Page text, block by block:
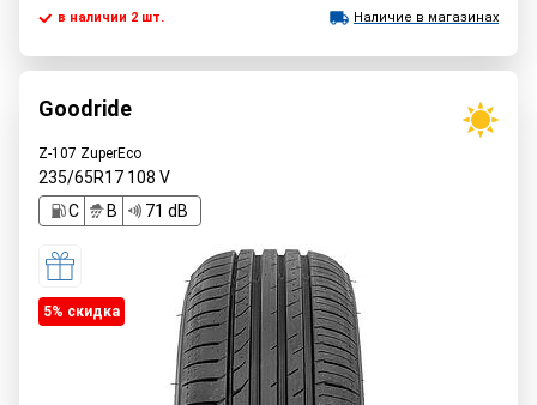
в наличии 2 шт. Наличие в магазинах
Goodride
Z-107 ZuperEco
235/65R17 108 V
C
B 71 dB
5% cкидка